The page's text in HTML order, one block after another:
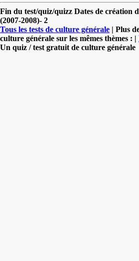
Fin du test/quiz/quizz Dates de création
(2007-2008)- 2
Tous les tests de culture générale | Plus
culture générale sur les mêmes thèmes : |
Un quiz / test gratuit de culture générale